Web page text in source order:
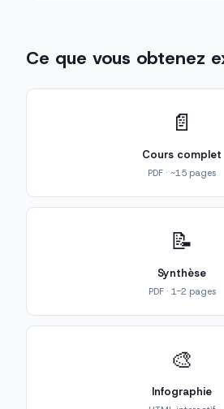
Ce que vous obtenez
📄
Cours complet
PDF · ~15 pages
📝
Synthèse
PDF · 1-2 pages
🎨
Infographie